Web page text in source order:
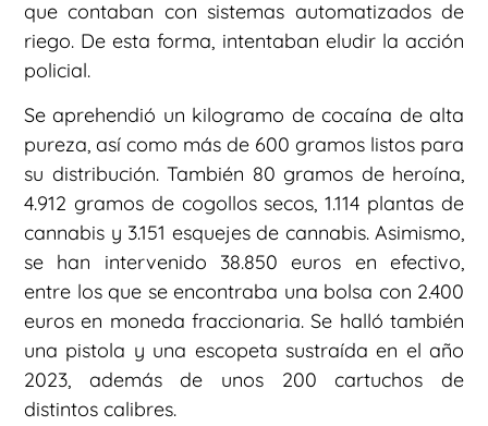
que contaban con sistemas automatizados de
riego. De esta forma, intentaban eludir la acción
policial.
Se aprehendió un kilogramo de cocaína de alta
pureza, así como más de 600 gramos listos para
su distribución. También 80 gramos de heroína,
4.912 gramos de cogollos secos, 1.114 plantas de
cannabis y 3.151 esquejes de cannabis. Asimismo,
se han intervenido 38.850 euros en efectivo,
entre los que se encontraba una bolsa con 2.400
euros en moneda fraccionaria. Se halló también
una pistola y una escopeta sustraída en el año
2023, además de unos 200 cartuchos de
distintos calibres.